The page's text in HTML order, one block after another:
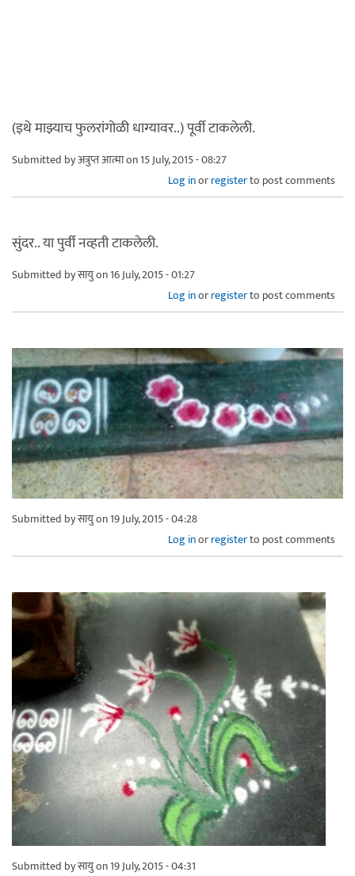
(इथे माझ्याच फुलरांगोळी धाग्यावर..) पूर्वी टाकलेली.
Submitted byअत्रुप्त आत्माon 15 July, 2015 - 08:27
Log inorregisterto post comments
सुंदर.. या पुर्वी नव्हती टाकलेली.
Submitted byसायुon 16 July, 2015 - 01:27
Log inorregisterto post comments
Submitted byसायुon 19 July, 2015 - 04:28
Log inorregisterto post comments
Submitted byसायुon 19 July, 2015 - 04:31